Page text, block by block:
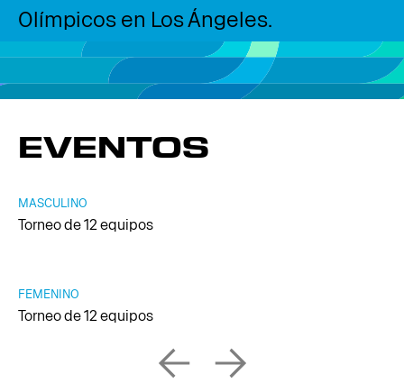
Olímpicos en Los Ángeles.
EVENTOS
Torneo de 12 equipos
MASCULINO
Torneo de 12 equipos
FEMENINO